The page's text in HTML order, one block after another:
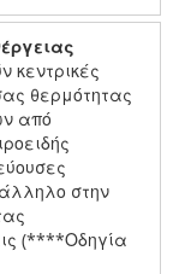
κεντρικές
θερμότητας
από
στην
(****Οδηγία